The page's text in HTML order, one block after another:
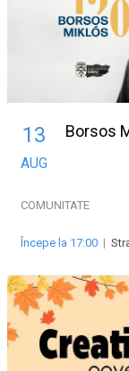
13
AUG
Borsos
COMUNITATE
Începe la 17:00 |